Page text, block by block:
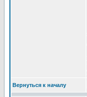
Вернуться к началу